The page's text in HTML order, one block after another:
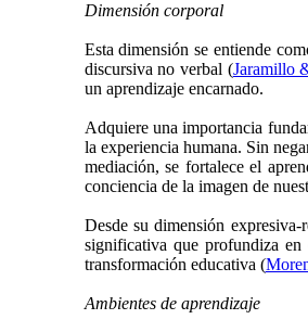
Dimensión corporal
Esta dimensión se entiende
discursiva no verbal (Jaramillo
un aprendizaje encarnado.
Adquiere una importancia
la experiencia humana. Sin
mediación, se fortalece el
conciencia de la imagen de
Desde su dimensión
significativa que profundiza
transformación educativa (
Ambientes de aprendizaje